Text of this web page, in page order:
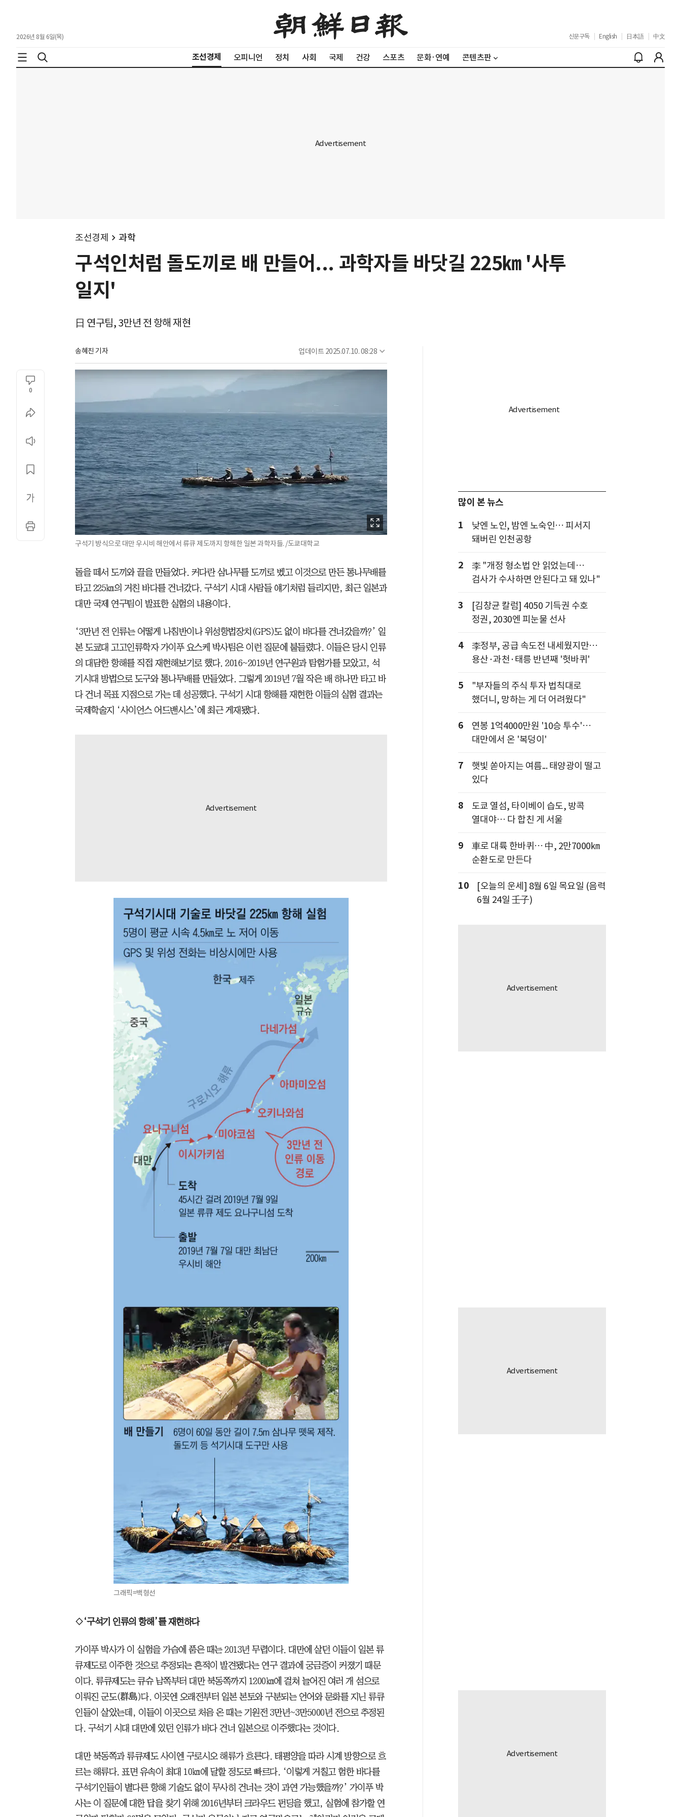
2026년 8월 6일(목) 신문구독 English 日本語 中文
조선경제 오피니언 정치 사회 국제 건강 스포츠 문화·연예 콘텐츠판
조선경제 과학
구석인처럼 돌도끼로 배 만들어... 과학자들 바닷길 225㎞ '사투
일지'
日 연구팀, 3만년 전 항해 재현
송혜진 기자 업데이트 2025.07.10. 08:28
0
구석기 방식으로 대만 우시비 해안에서 류큐 제도까지 항해한 일본 과학자들. /도쿄대학교
돌을 떼서 도끼와 끌을 만들었다. 커다란 삼나무를 도끼로 벴고 이것으로 만든 통나무배를
타고 225㎞의 거친 바다를 건너갔다. 구석기 시대 사람들 얘기처럼 들리지만, 최근 일본과
대만 국제 연구팀이 발표한 실험의 내용이다.
‘3만년 전 인류는 어떻게 나침반이나 위성항법장치(GPS)도 없이 바다를 건너갔을까?’ 일
본 도쿄대 고고인류학자 가이푸 요스케 박사팀은 이런 질문에 붙들렸다. 이들은 당시 인류
의 대담한 항해를 직접 재현해보기로 했다. 2016~2019년 연구원과 탐험가를 모았고, 석
기시대 방법으로 도구와 통나무배를 만들었다. 그렇게 2019년 7월 작은 배 하나만 타고 바
다 건너 목표 지점으로 가는 데 성공했다. 구석기 시대 항해를 재현한 이들의 실험 결과는
국제학술지 ‘사이언스 어드밴시스’에 최근 게재됐다.
그래픽=백형선
◇‘구석기 인류의 항해’를 재현하다
가이푸 박사가 이 실험을 가슴에 품은 때는 2013년 무렵이다. 대만에 살던 이들이 일본 류
큐제도로 이주한 것으로 추정되는 흔적이 발견됐다는 연구 결과에 궁금증이 커졌기 때문
이다. 류큐제도는 큐슈 남쪽부터 대만 북동쪽까지 1200㎞에 걸쳐 늘어진 여러 개 섬으로
이뤄진 군도(群島)다. 이곳엔 오래전부터 일본 본토와 구분되는 언어와 문화를 지닌 류큐
인들이 살았는데, 이들이 이곳으로 처음 온 때는 기원전 3만년~3만5000년 전으로 추정된
다. 구석기 시대 대만에 있던 인류가 바다 건너 일본으로 이주했다는 것이다.
대만 북동쪽과 류큐제도 사이엔 구로시오 해류가 흐른다. 태평양을 따라 시계 방향으로 흐
르는 해류다. 표면 유속이 최대 10㎞에 달할 정도로 빠르다. ‘이렇게 거칠고 험한 바다를
구석기인들이 별다른 항해 기술도 없이 무사히 건너는 것이 과연 가능했을까?’ 가이푸 박
사는 이 질문에 대한 답을 찾기 위해 2016년부터 크라우드 펀딩을 했고, 실험에 참가할 연
많이 본 뉴스
1
낮엔 노인, 밤엔 노숙인… 피서지
돼버린 인천공항
2
李 "개정 형소법 안 읽었는데…
검사가 수사하면 안된다고 돼 있나"
3
[김창균 칼럼] 4050 기득권 수호
정권, 2030엔 피눈물 선사
4
李정부, 공급 속도전 내세웠지만…
용산·과천·태릉 반년째 '헛바퀴'
5
"부자들의 주식 투자 법칙대로
했더니, 망하는 게 더 어려웠다"
6
연봉 1억4000만원 '10승 투수'…
대만에서 온 '복덩이'
7
햇빛 쏟아지는 여름... 태양광이 떨고
있다
8
도쿄 열섬, 타이베이 습도, 방콕
열대야… 다 합친 게 서울
9
車로 대륙 한바퀴… 中, 2만7000㎞
순환도로 만든다
10
[오늘의 운세] 8월 6일 목요일 (음력
6월 24일 壬子)